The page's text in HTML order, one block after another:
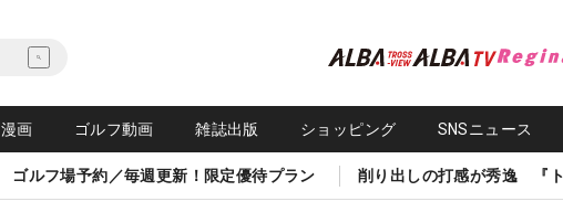
漫画 ゴルフ動画 雑誌出版 ショッピング SNSニュース
ゴルフ場予約／毎週更新！限定優待プラン 削り出しの打感が秀逸 『ト